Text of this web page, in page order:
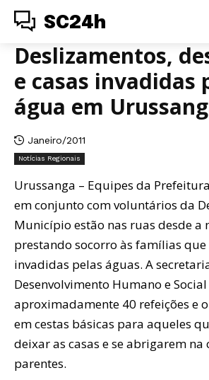
SC24h
Deslizamentos,
e casas invadidas
água em
Janeiro/2011
Notícias Regionais
Urussanga – Equipes da
em conjunto com voluntários da
Município estão nas ruas desde a
prestando socorro às famílias que
invadidas pelas águas. A
Desenvolvimento Humano e
aproximadamente 40 refeições e
em cestas básicas para aqueles
deixar as casas e se abrigarem na
parentes.